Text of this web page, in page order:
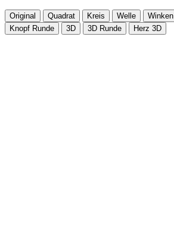
Original Quadrat Kreis Welle Winken
Knopf Runde
3D 3D Runde Herz 3D